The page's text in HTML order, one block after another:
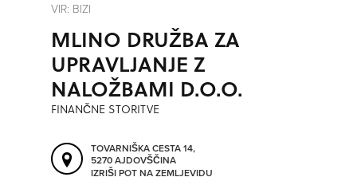
IZRIŠI POT
POŠLJI SMS
ORODJA
VIR: BIZI
MLINO DRUŽBA ZA
UPRAVLJANJE Z
NALOŽBAMI D.O.O.
FINANČNE STORITVE
TOVARNIŠKA CESTA 14,
5270 AJDOVŠČINA
IZRIŠI POT NA ZEMLJEVIDU